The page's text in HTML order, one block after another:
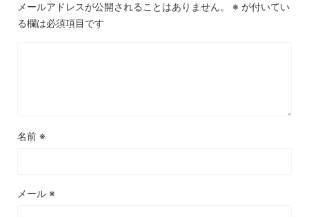
メールアドレスが公開されることはありません。 ※ が付いてい
る欄は必須項目です
名前 ※
メール ※